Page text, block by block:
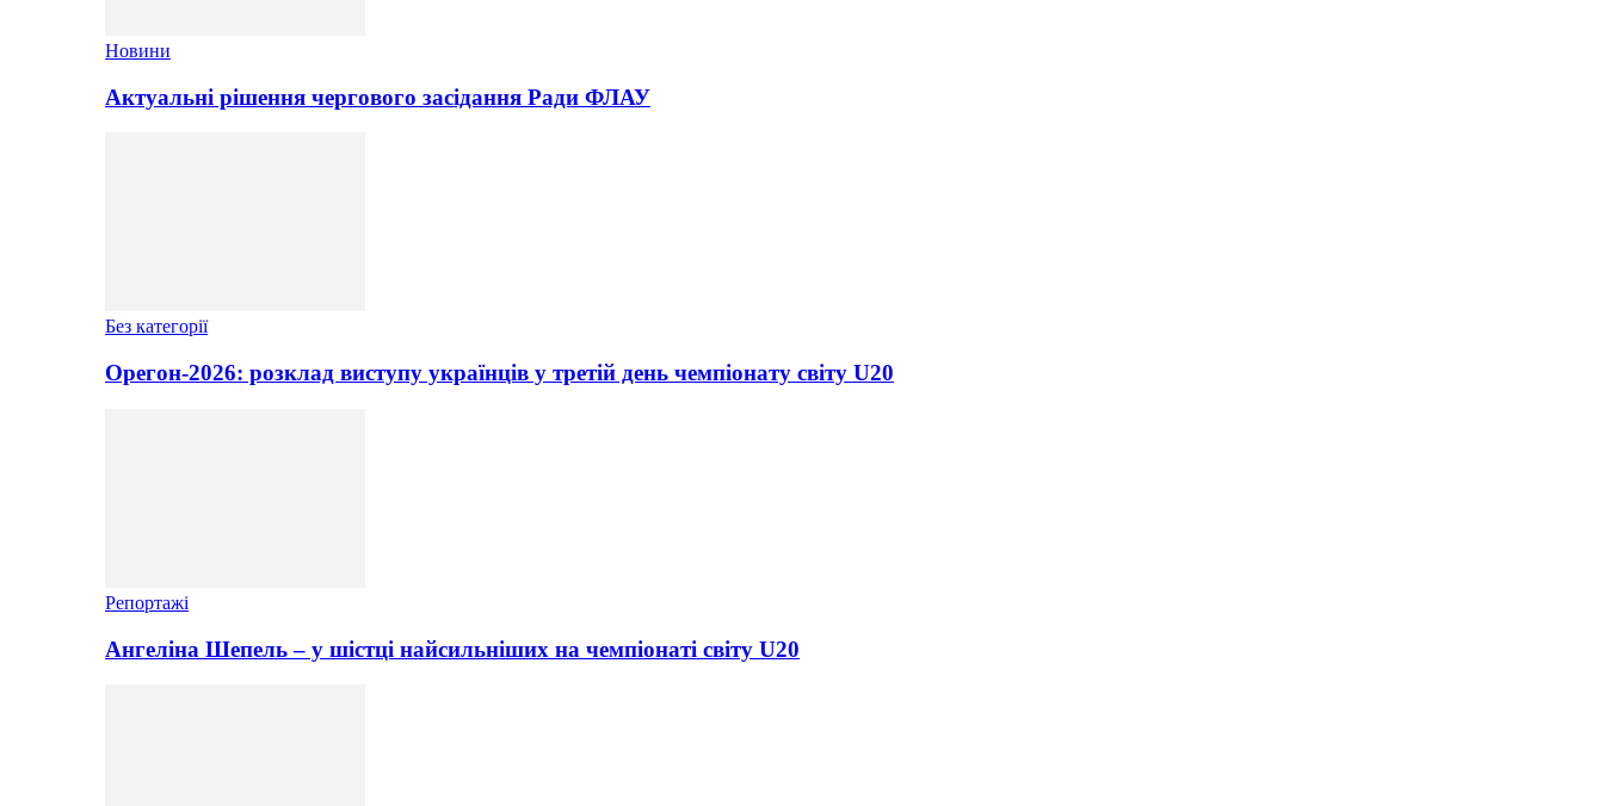
Новини
Актуальні рішення чергового засідання Ради ФЛАУ
Без категорії
Орегон-2026: розклад виступу українців у третій день чемпіонату світу U20
Репортажі
Ангеліна Шепель – у шістці найсильніших на чемпіонаті світу U20